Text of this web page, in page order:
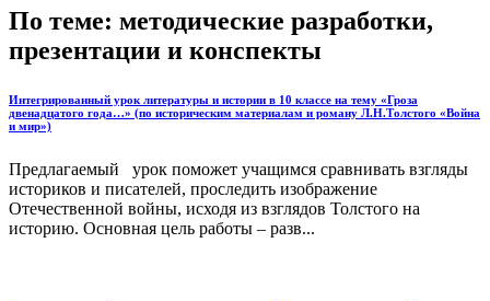
По теме: методические разработки,
презентации и конспекты
Интегрированный урок литературы и истории в 10 классе на тему «Гроза
двенадцатого года…» (по историческим материалам и роману Л.Н.Толстого «Война
и мир»)
Предлагаемый урок поможет учащимся сравнивать взгляды
историков и писателей, проследить изображение
Отечественной войны, исходя из взглядов Толстого на
историю. Основная цель работы – разв...